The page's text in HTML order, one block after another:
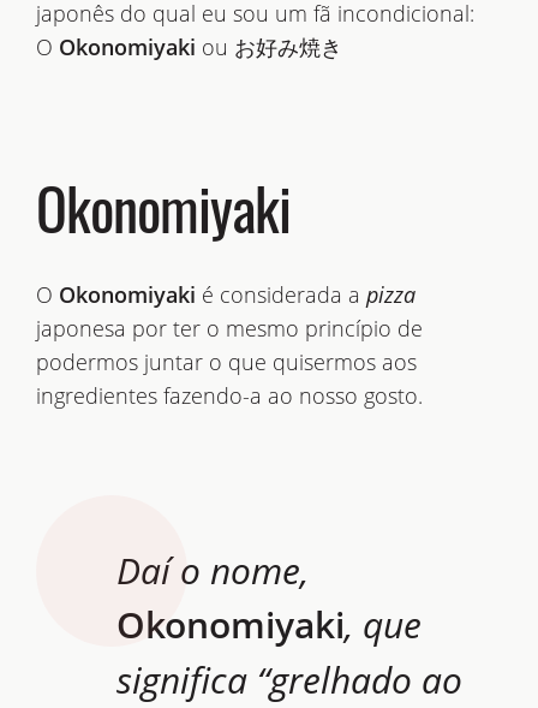
japonês do qual eu sou um fã incondicional:
O Okonomiyaki ou お好み焼き
Okonomiyaki
O Okonomiyaki é considerada a pizza
japonesa por ter o mesmo princípio de
podermos juntar o que quisermos aos
ingredientes fazendo-a ao nosso gosto.
Daí o nome,
Okonomiyaki, que
significa “grelhado ao